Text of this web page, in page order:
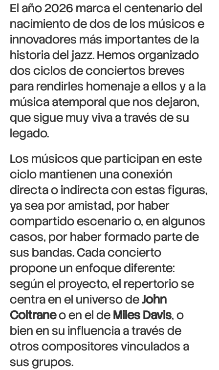
El año 2026 marca el centenario del
nacimiento de dos de los músicos e
innovadores más importantes de la
historia del jazz. Hemos organizado
dos ciclos de conciertos breves
para rendirles homenaje a ellos y a la
música atemporal que nos dejaron,
que sigue muy viva a través de su
legado.
Los músicos que participan en este
ciclo mantienen una conexión
directa o indirecta con estas figuras,
ya sea por amistad, por haber
compartido escenario o, en algunos
casos, por haber formado parte de
sus bandas. Cada concierto
propone un enfoque diferente:
según el proyecto, el repertorio se
centra en el universo deJohn
Coltraneo en el deMiles Davis, o
bien en su influencia a través de
otros compositores vinculados a
sus grupos.